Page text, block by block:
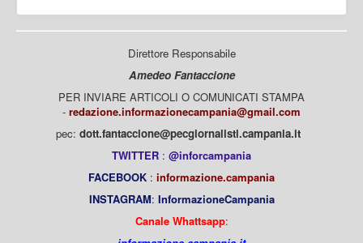
Direttore Responsabile
Amedeo Fantaccione
PER INVIARE ARTICOLI O COMUNICATI STAMPA
- redazione.informazionecampania@gmail.com
pec: dott.fantaccione@pecgiornalisti.campania.it
TWITTER : @inforcampania
FACEBOOK : informazione.campania
INSTAGRAM: InformazioneCampania
Canale Whattsapp: